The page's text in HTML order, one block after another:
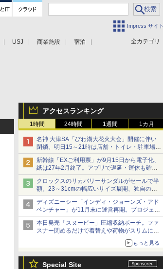
Impress サイト
全カテゴリ
USJ 商業施設 宿泊
アクセスランキング
1時間 24時間 1週間 1カ月
名神 大津SA「びわ湖大花火大会」開催に伴い
閉鎖。明日15～21時は店舗・トイレ・駐車場の
利用不可
新幹線「EXご利用票」が9月15日から電子化、
紙は27年2月終了。アプリで遅延・運休も確認
可能に
クロックスのリカバリーサンダルがセールで半
額。23～31cmの幅広いサイズ展開、独自のク
ッション素材を採用
ディズニーシー「インディ・ジョーンズ・アド
ベンチャー」が11月末に運営再開。プロジェク
ションマッピングを追加、DPAは1500円
本日発売「スヌーピー」圧縮収納ポーチ。ファ
スナー閉めるだけで着替えや荷物がスリムにま
もっと見る
Special Site